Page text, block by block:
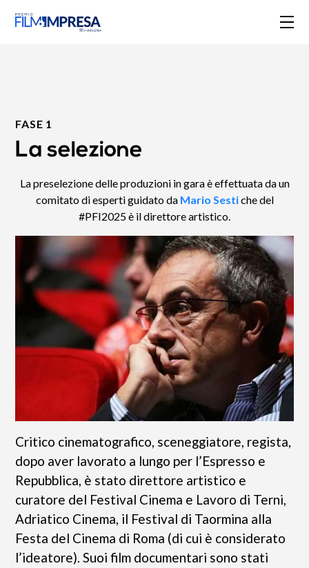
FASE 1
La selezione
La preselezione delle produzioni in gara è effettuata da un
comitato di esperti guidato da Mario Sestiche del
#PFI2025 è il direttore artistico.
Critico cinematografico, sceneggiatore, regista,
dopo aver lavorato a lungo per l’Espresso e
Repubblica, è stato direttore artistico e
curatore del Festival Cinema e Lavoro di Terni,
Adriatico Cinema, il Festival di Taormina alla
Festa del Cinema di Roma (di cui è considerato
l’ideatore). Suoi film documentari sono stati